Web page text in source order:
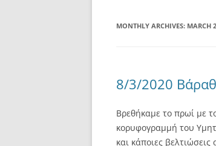
MONTHLY ARCHIVES: MARCH
8/3/2020
Βρεθήκαμε το πρωί με
κορυφογραμμή του
και κάποιες